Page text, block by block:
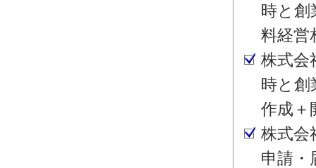
時と創
料経営
株式会
時と創
作成＋
株式会
申請・